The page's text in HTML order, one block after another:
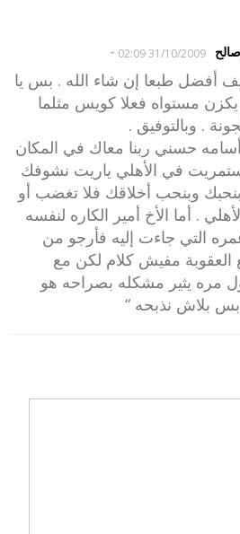
31/10/2009 02:09
-
أفضل طبعا إن شاء الله . بس يا
مستواه فعلا كويس مثلما
. وبالتوفيق .
أسامه حسني ربنا معاك في المكان
في الأهلي ياريت نشوفك
وبنحب أخلاقك فلا تغضب أو
. أما الأخ أمير الكاره لنفسه
التي جاءت إليه فأرجو من
العقوبة مفيش كلام لكن مع
مره يثير مشكله بصراحه هو
بلاش نذبحه “